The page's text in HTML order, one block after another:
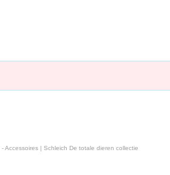
Accessoires | Schleich De totale dieren collectie